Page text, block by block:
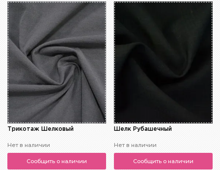
Трикотаж Шелковый
Нет в наличии
Сообщить о наличии
Шелк Рубашечный
Нет в наличии
Сообщить о наличии